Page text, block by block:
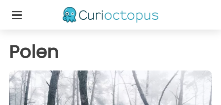
Polen